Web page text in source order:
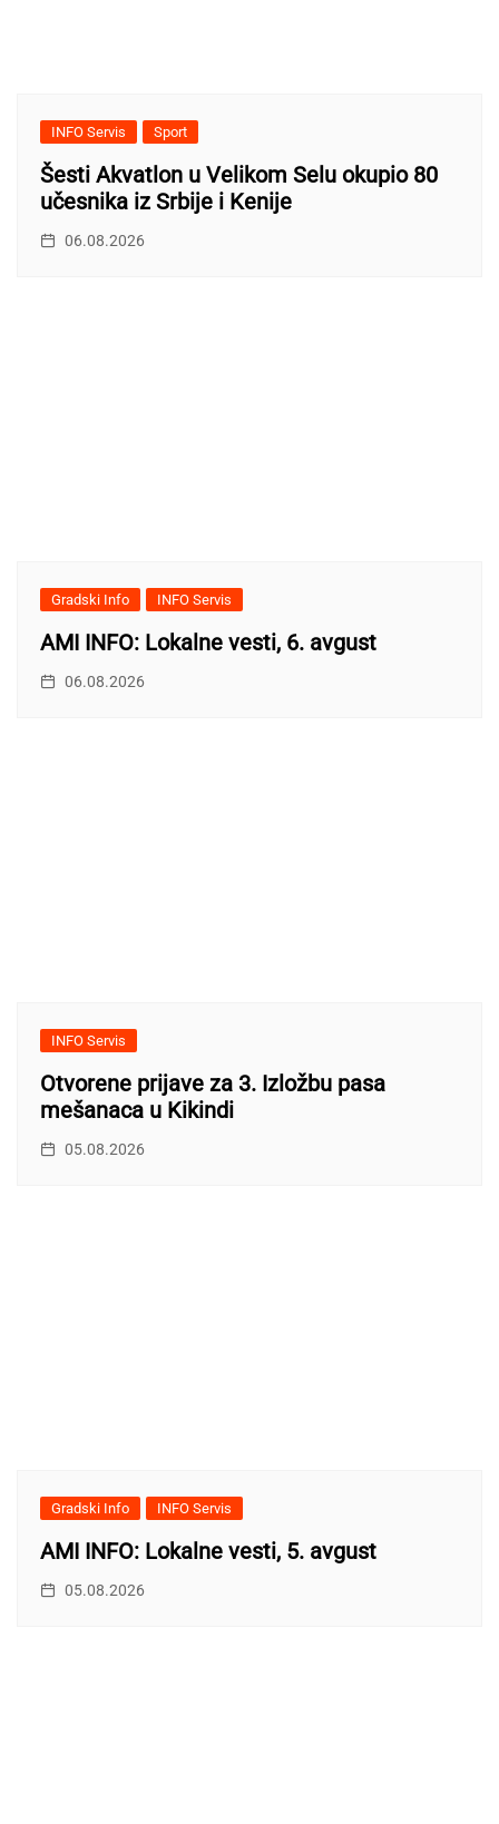
INFO Servis Sport
Šesti Akvatlon u Velikom Selu okupio 80
učesnika iz Srbije i Kenije
06.08.2026
Gradski Info INFO Servis
AMI INFO: Lokalne vesti, 6. avgust
06.08.2026
INFO Servis
Otvorene prijave za 3. Izložbu pasa
mešanaca u Kikindi
05.08.2026
Gradski Info INFO Servis
AMI INFO: Lokalne vesti, 5. avgust
05.08.2026